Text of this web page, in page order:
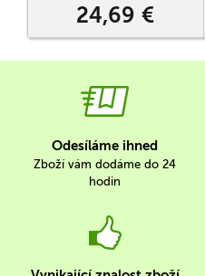
24,69 €
Odesíláme ihned
Zboží vám dodáme do 24
hodin